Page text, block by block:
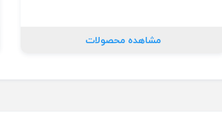
مشاهده محصولات